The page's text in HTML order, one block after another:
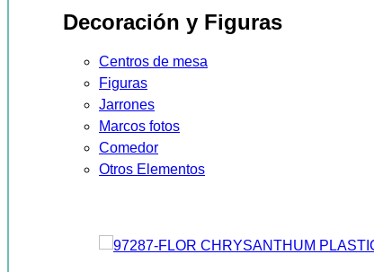
Decoración y Figuras
Centros de mesa
Figuras
Jarrones
Marcos fotos
Comedor
Otros Elementos